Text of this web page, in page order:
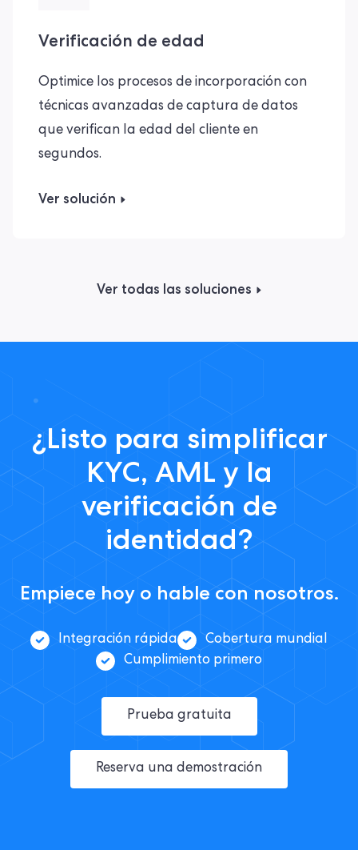
Verificación de edad
Optimice los procesos de incorporación con
técnicas avanzadas de captura de datos
que verifican la edad del cliente en
segundos.
Ver solución
Ver todas las soluciones
¿Listo para simplificar
KYC, AML y la
verificación de
identidad?
Empiece hoy o hable con nosotros.
Integración rápida
Cobertura mundial
Cumplimiento primero
Prueba gratuita
Reserva una demostración